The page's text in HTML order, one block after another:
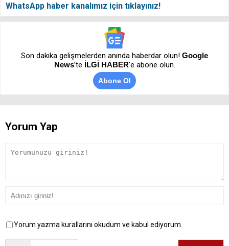
WhatsApp haber kanalımız için tıklayınız!
Son dakika gelişmelerden anında haberdar olun! Google
News’te İLGİ HABER'e abone olun.
Abone Ol
Yorum Yap
Yorum yazma kurallarını okudum ve kabul ediyorum.